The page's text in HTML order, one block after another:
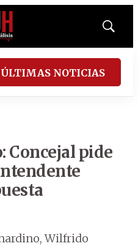
Mostrar
ÚLTIMAS NOTICIAS
Concejal pide
Wilfrido